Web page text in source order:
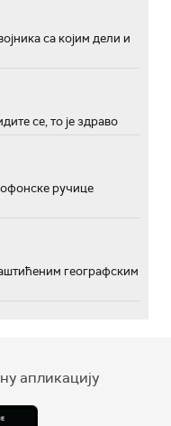
са којим дели и
се, то је здраво
ручице
географским
апликацију